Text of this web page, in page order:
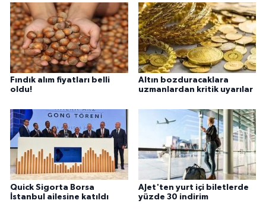
Fındık alım fiyatları belli
oldu!
Altın bozduracaklara
uzmanlardan kritik uyarılar
Quick Sigorta Borsa
İstanbul ailesine katıldı
AJet'ten yurt içi biletlerde
yüzde 30 indirim